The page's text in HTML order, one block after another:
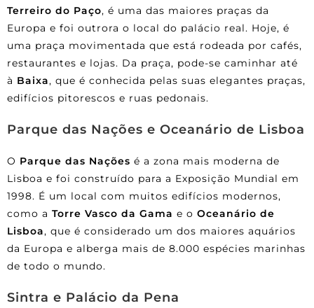
Terreiro do Paço, é uma das maiores praças da
Europa e foi outrora o local do palácio real. Hoje, é
uma praça movimentada que está rodeada por cafés,
restaurantes e lojas. Da praça, pode-se caminhar até
à Baixa, que é conhecida pelas suas elegantes praças,
edifícios pitorescos e ruas pedonais.
Parque das Nações e Oceanário de Lisboa
O Parque das Nações é a zona mais moderna de
Lisboa e foi construído para a Exposição Mundial em
1998. É um local com muitos edifícios modernos,
como a Torre Vasco da Gama e o Oceanário de
Lisboa, que é considerado um dos maiores aquários
da Europa e alberga mais de 8.000 espécies marinhas
de todo o mundo.
Sintra e Palácio da Pena